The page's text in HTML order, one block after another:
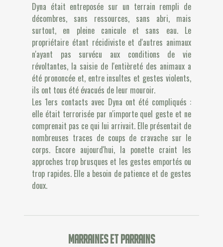
Dyna était entreposée sur un terrain rempli de
décombres, sans ressources, sans abri, mais
surtout, en pleine canicule et sans eau. Le
propriétaire étant récidiviste et d'autres animaux
n'ayant pas survécu aux conditions de vie
révoltantes, la saisie de l'entièreté des animaux a
été prononcée et, entre insultes et gestes violents,
ils ont tous été évacués de leur mouroir.
Les 1ers contacts avec Dyna ont été compliqués :
elle était terrorisée par n'importe quel geste et ne
comprenait pas ce qui lui arrivait. Elle présentait de
nombreuses traces de coups de cravache sur le
corps. Encore aujourd'hui, la ponette craint les
approches trop brusques et les gestes emportés ou
trop rapides. Elle a besoin de patience et de gestes
doux.
Marraines et parrains